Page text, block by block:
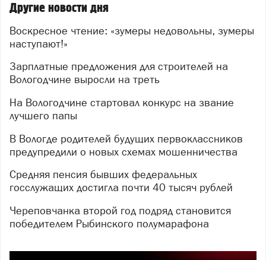
Другие новости дня
Воскресное чтение: «зумеры недовольны, зумеры
наступают!»
Зарплатные предложения для строителей на
Вологодчине выросли на треть
На Вологодчине стартовал конкурс на звание
лучшего папы
В Вологде родителей будущих первоклассников
предупредили о новых схемах мошенничества
Средняя пенсия бывших федеральных
госслужащих достигла почти 40 тысяч рублей
Череповчанка второй год подряд становится
победителем Рыбинского полумарафона